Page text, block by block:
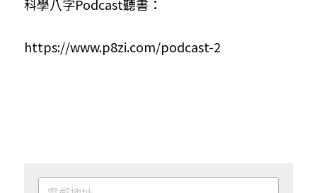
科學八字Podcast聽書：
https://www.p8zi.com/podcast-2